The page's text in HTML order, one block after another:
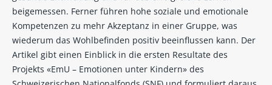
beigemessen. Ferner führen hohe soziale und emotionale
Kompetenzen zu mehr Akzeptanz in einer Gruppe, was
wiederum das Wohlbefinden positiv beeinflussen kann. Der
Artikel gibt einen Einblick in die ersten Resultate des
Projekts «EmU – Emotionen unter Kindern» des